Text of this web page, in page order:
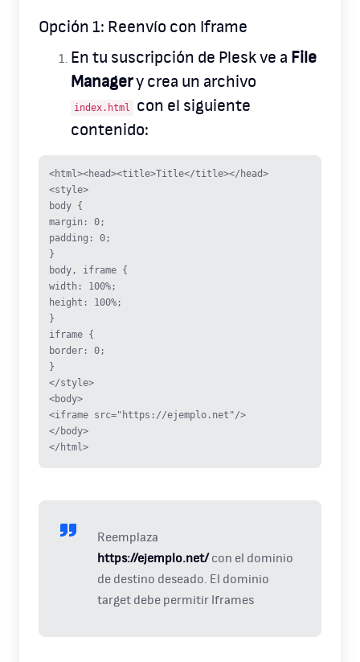
Opción 1: Reenvío con Iframe
En tu suscripción de Plesk ve a File
Managery crea un archivo
index.html
con el siguiente
contenido:
<html><head><title>Title</title></head>
<style>
body {
margin: 0;
padding: 0;
}
body, iframe {
width: 100%;
height: 100%;
}
iframe {
border: 0;
}
</style>
<body>
<iframe src="https://ejemplo.net"/>
</body>
</html>
Reemplaza
https://ejemplo.net/con el dominio
de destino deseado. El dominio
target debe permitir Iframes